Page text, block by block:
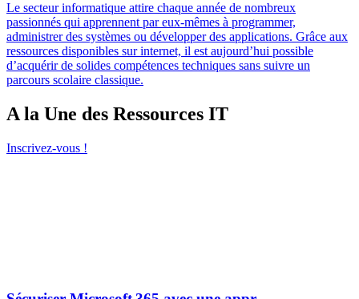
Le secteur informatique attire chaque année de nombreux
passionnés qui apprennent par eux-mêmes à programmer,
administrer des systèmes ou développer des applications. Grâce aux
ressources disponibles sur internet, il est aujourd’hui possible
d’acquérir de solides compétences techniques sans suivre un
parcours scolaire classique.
A la Une des Ressources IT
Inscrivez-vous !